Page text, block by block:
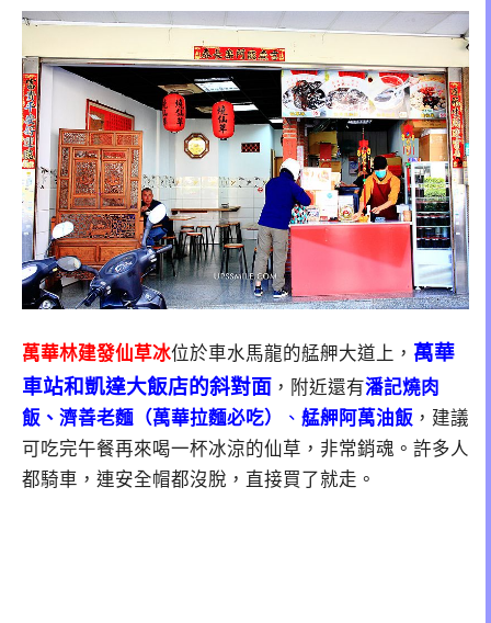
萬華林建發仙草冰位於車水馬龍的艋舺大道上， 萬華
車站和凱達大飯店的斜對面 ，附近還有潘記燒肉
飯、濟善老麵（萬華拉麵必吃）
、 艋舺阿萬油飯 ，建議
可吃完午餐再來喝一杯冰涼的仙草，非常銷魂。許多人
都騎車，連安全帽都沒脫，直接買了就走。